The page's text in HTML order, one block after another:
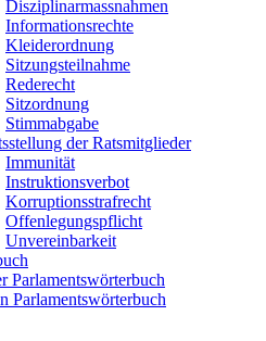
Disziplinarmassnahmen
Informationsrechte
Kleiderordnung
Sitzungsteilnahme
Rederecht
Sitzordnung
Stimmabgabe
der Ratsmitglieder
Immunität
Instruktionsverbot
Korruptionsstrafrecht
Offenlegungspflicht
Unvereinbarkeit
Parlamentswörterbuch
Parlamentswörterbuch